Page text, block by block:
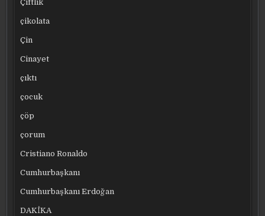
Çiftlik
çikolata
Çin
Cinayet
çıktı
çocuk
çöp
çorum
Cristiano Ronaldo
Cumhurbaşkanı
Cumhurbaşkanı Erdoğan
DAKİKA